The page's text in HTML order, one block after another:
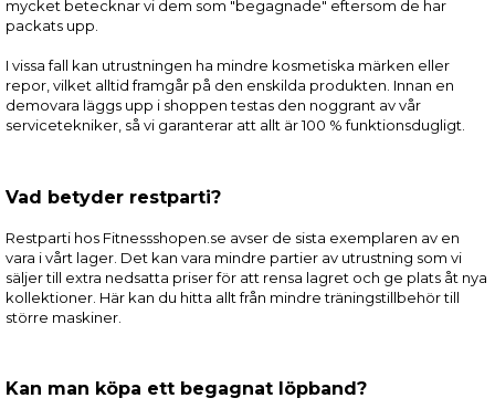
mycket betecknar vi dem som "begagnade" eftersom de har
packats upp.
I vissa fall kan utrustningen ha mindre kosmetiska märken eller
repor, vilket alltid framgår på den enskilda produkten. Innan en
demovara läggs upp i shoppen testas den noggrant av vår
servicetekniker, så vi garanterar att allt är 100 % funktionsdugligt.
Vad betyder restparti?
Restparti hos Fitnessshopen.se avser de sista exemplaren av en
vara i vårt lager. Det kan vara mindre partier av utrustning som vi
säljer till extra nedsatta priser för att rensa lagret och ge plats åt nya
kollektioner. Här kan du hitta allt från mindre träningstillbehör till
större maskiner.
Kan man köpa ett begagnat löpband?